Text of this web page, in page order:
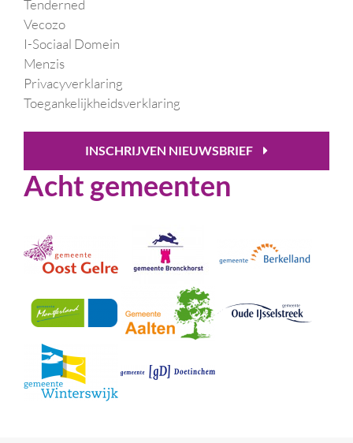
Tenderned
Vecozo
I-Sociaal Domein
Menzis
Privacyverklaring
Toegankelijkheidsverklaring
INSCHRIJVEN NIEUWSBRIEF
Acht gemeenten